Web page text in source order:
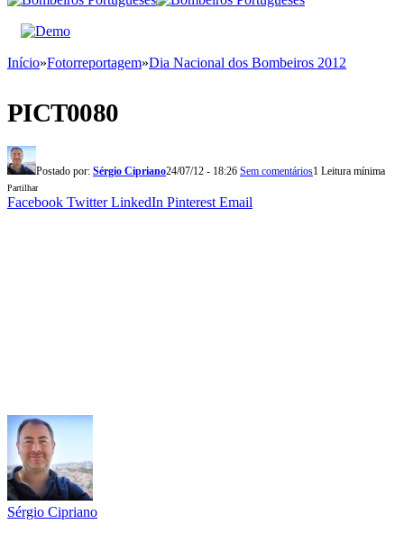
Início»Fotorreportagem»Dia Nacional dos Bombeiros 2012
PICT0080
Postado por: Sérgio Cipriano24/07/12 - 18:26 Sem comentários1 Leitura mínima
Partilhar
Facebook Twitter LinkedIn Pinterest Email
Sérgio Cipriano